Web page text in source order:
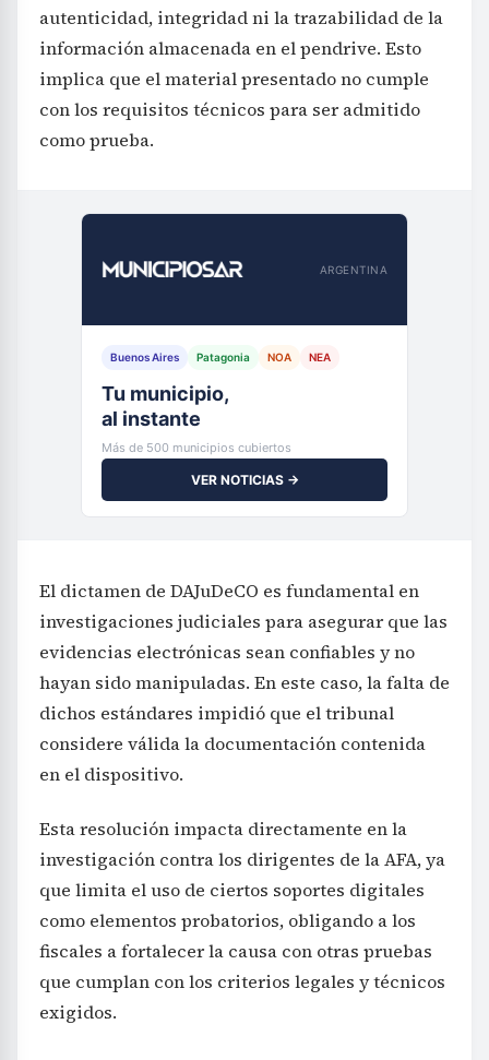
autenticidad, integridad ni la trazabilidad de la
información almacenada en el pendrive. Esto
implica que el material presentado no cumple
con los requisitos técnicos para ser admitido
como prueba.
ARGENTINA
Buenos Aires Patagonia NOA NEA
Tu municipio,
al instante
Más de 500 municipios cubiertos
VER NOTICIAS →
El dictamen de DAJuDeCO es fundamental en
investigaciones judiciales para asegurar que las
evidencias electrónicas sean confiables y no
hayan sido manipuladas. En este caso, la falta de
dichos estándares impidió que el tribunal
considere válida la documentación contenida
en el dispositivo.
Esta resolución impacta directamente en la
investigación contra los dirigentes de la AFA, ya
que limita el uso de ciertos soportes digitales
como elementos probatorios, obligando a los
fiscales a fortalecer la causa con otras pruebas
que cumplan con los criterios legales y técnicos
exigidos.